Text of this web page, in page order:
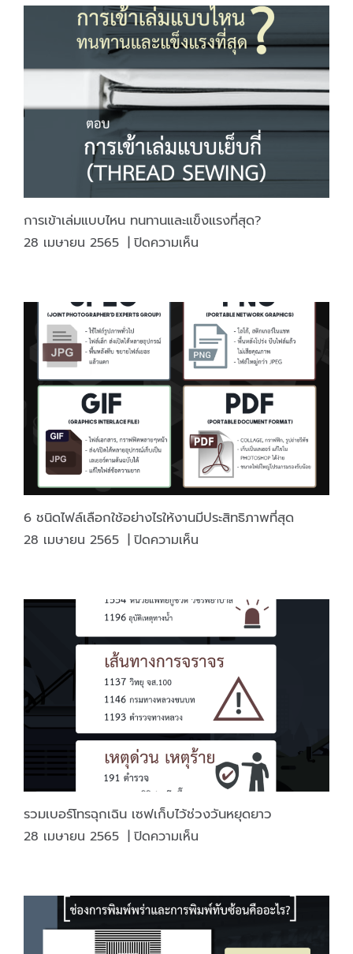
ไฟฟ้าสถิต
(Electrostatic
Printing)
การเข้าเล่มแบบไหน ทนทานและแข็งแรงที่สุด?
28 เมษายน 2565 | ปิดความเห็นบน
แบบ
ไหน
ทนทาน
และ
แข็ง
ที่สุด?
6 ชนิดไฟล์เลือกใช้อย่างไรให้งานมีประสิทธิภาพที่สุด
28 เมษายน 2565 | ปิดความเห็นบน
ไฟล์
ใช้
ให้
ที่สุด
รวมเบอร์โทรฉุกเฉิน เซฟเก็บไว้ช่วงวันหยุดยาว
28 เมษายน 2565 | ปิดความเห็นบน
โทร
ฉุกเฉิน
เซฟ